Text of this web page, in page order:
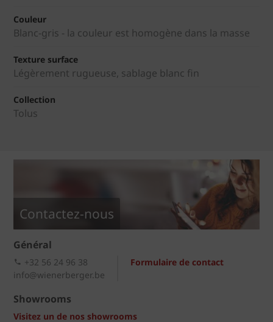
Couleur
Blanc-gris - la couleur est homogène dans la masse
Texture surface
Légèrement rugueuse, sablage blanc fin
Collection
Tolus
Contactez-nous
Général
Formulaire de contact
+32 56 24 96 38
info@wienerberger.be
Showrooms
Visitez un de nos showrooms